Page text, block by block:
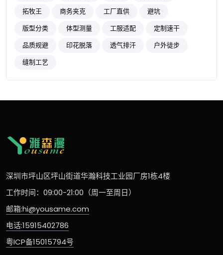
拓牧王
商务夹克 工厂直供
避坑
版型分类
体型测量 工服适配
定制速干
品质规避
印花脱落 透气排汗
户外徒步
缝制工艺
深圳市坪山区坪山街道华瀚科技工业园厂房1栋4楼
工作时间：09:00-21:00（周一至周日）
邮箱:hi@yousame.com
电话:15915402786
粤ICP备15015794号